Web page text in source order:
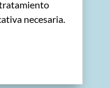
necesaria.